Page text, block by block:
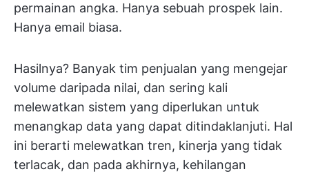
permainan angka. Hanya sebuah prospek lain.
Hanya email biasa.
Hasilnya? Banyak tim penjualan yang mengejar
volume daripada nilai, dan sering kali
melewatkan sistem yang diperlukan untuk
menangkap data yang dapat ditindaklanjuti. Hal
ini berarti melewatkan tren, kinerja yang tidak
terlacak, dan pada akhirnya, kehilangan